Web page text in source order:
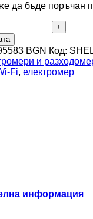
да бъде поръчан
BGN Код:
и
Fi, електромер
информация